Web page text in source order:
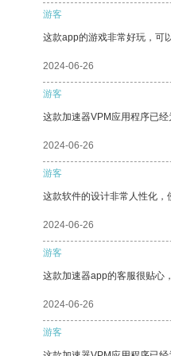
游客
这款app的游戏非常好玩，可
2024-06-26
游客
这款加速器VPM应用程序已
2024-06-26
游客
这款软件的设计非常人性化，
2024-06-26
游客
这款加速器app的客服很贴心
2024-06-26
游客